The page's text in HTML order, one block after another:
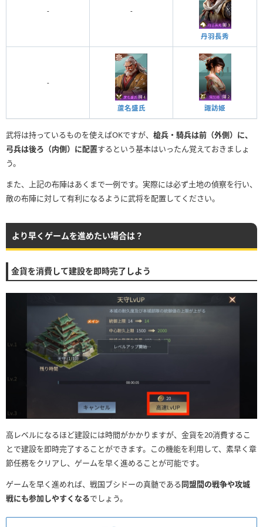
- -
丹羽長秀
-
蘆名盛氏 諏訪姫
武将は持っているものを使えばOKですが、 槍兵・騎兵は前（外側）に、
弓兵は後ろ（内側）に配置するという基本はいったん覚えておきましょ
う。
また、上記の布陣はあくまで一例です。実際には必ず土地の偵察を行い、
敵の布陣に対して有利になるように武将を配置してください。
より早くゲームを進めたい場合は？
金貨を消費して建設を即時完了しよう
高レベルになるほど建設には時間がかかりますが、金貨を20消費するこ
とで建設を即時完了することができます。この機能を利用して、素早く章
節任務をクリアし、ゲームを早く進めることが可能です。
ゲームを早く進めれば、戦国ブシドーの真髄である同盟間の戦争や攻城
戦にも参加しやすくなるでしょう。